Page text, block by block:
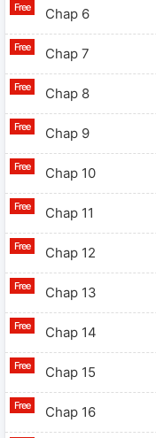
Chap 6
Chap 7
Chap 8
Chap 9
Chap 10
Chap 11
Chap 12
Chap 13
Chap 14
Chap 15
Chap 16